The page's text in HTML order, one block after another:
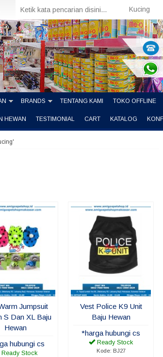
BRANDS TENTANG KAMI TOKO OFFLINE
HEWAN TESTIMONIAL CART KATALOG
Jumpsuit
S Dan XL Baju
Hewan
hubungi cs
Ready Stock
Vest Police K9 Unit
Baju Hewan
*harga hubungi cs
Ready Stock
Kode: BJ27
Kalo kirim burung ada batas
maksimal nya ngga